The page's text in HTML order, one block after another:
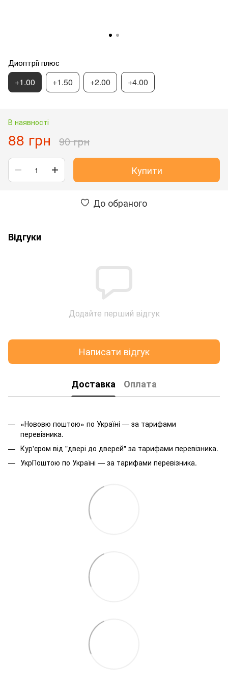
Диоптрії плюс
+1.00 +1.50 +2.00 +4.00
В наявності
88 грн 90 грн
Купити
До обраного
Відгуки
Додайте перший відгук
Написати відгук
Доставка Оплата
«Нововю поштою» по Україні — за тарифами
перевізника.
Кур'єром від "двері до дверей" за тарифами перевізника.
УкрПоштою по Україні — за тарифами перевізника.